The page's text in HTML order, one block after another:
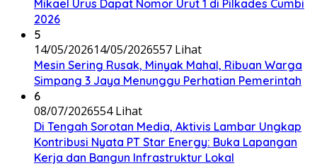
Mikael Urus Dapat Nomor Urut 1 di Pilkades Cumbi
2026
5
14/05/202614/05/2026557 Lihat
Mesin Sering Rusak, Minyak Mahal, Ribuan Warga
Simpang 3 Jaya Menunggu Perhatian Pemerintah
6
08/07/2026554 Lihat
Di Tengah Sorotan Media, Aktivis Lambar Ungkap
Kontribusi Nyata PT Star Energy: Buka Lapangan
Kerja dan Bangun Infrastruktur Lokal